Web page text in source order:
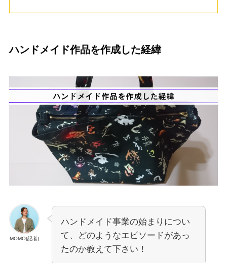
ハンドメイド作品を作成した経緯
MOMO(記者)
ハンドメイド事業の始まりについ
て、どのようなエピソードがあっ
たのか教えて下さい！